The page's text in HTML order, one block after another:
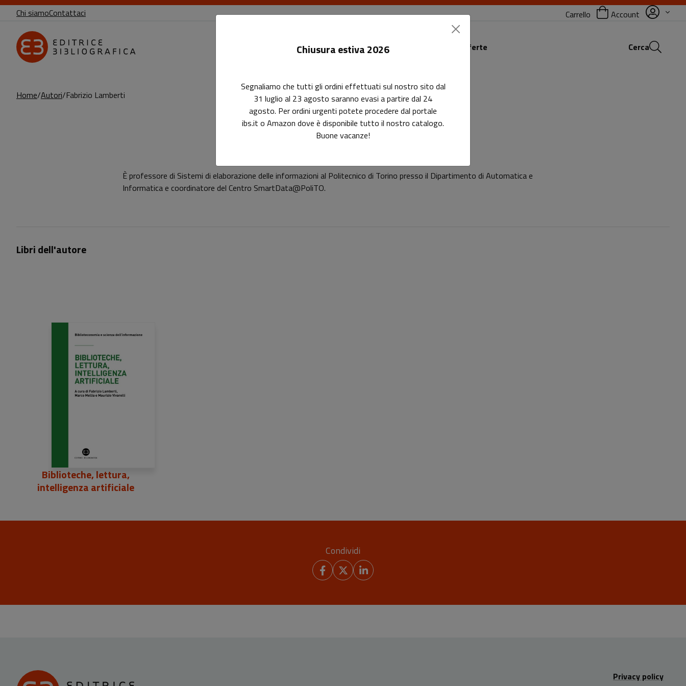
Chi siamoContattaci Carrello Account
Le riviste I corsi Le offerte Cerca
Home Autori Fabrizio Lamberti
Fabrizio Lamberti
È professore di Sistemi di elaborazione delle informazioni al Politecnico di Torino presso il Dipartimento di Automatica e
Informatica e coordinatore del Centro SmartData@PoliTO.
Libri dell'autore
26,00 €
Biblioteche, lettura,
intelligenza artificiale
Condividi
Privacy policy
Chiusura estiva 2026
Segnaliamo che tutti gli ordini effettuati sul nostro sito dal
31 luglio al 23 agosto saranno evasi a partire dal 24
agosto. Per ordini urgenti potete procedere dal portale
ibs.it o Amazon dove è disponibile tutto il nostro catalogo.
Buone vacanze!